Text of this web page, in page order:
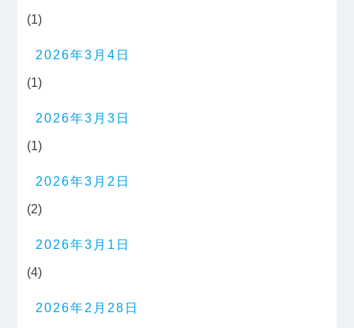
(1)
2026年3月4日
(1)
2026年3月3日
(1)
2026年3月2日
(2)
2026年3月1日
(4)
2026年2月28日